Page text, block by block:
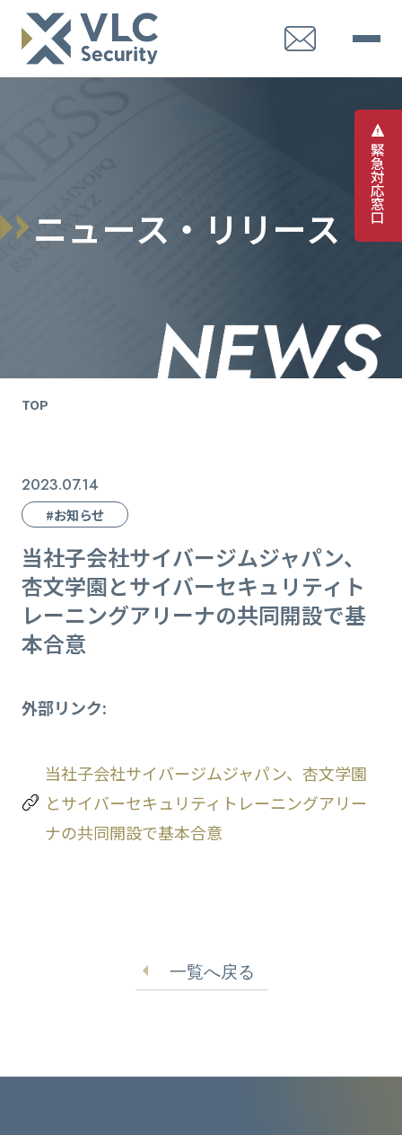
緊
急
対
応
窓
口
ニュース ・ リ リ ース
TOP
2023.07.14
#お知らせ
当社子会社サイバージムジャパン、
杏文学園とサイバーセキュリティト
レーニングアリーナの共同開設で基
本合意
外部リンク:
当社子会社サイバージムジャパン、杏文学園
とサイバーセキュリティトレーニングアリー
ナの共同開設で基本合意
一覧へ戻る